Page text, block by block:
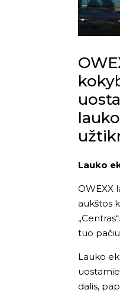
Lauko
OWEXX
aukštos
tuo
Lauko
dalis,